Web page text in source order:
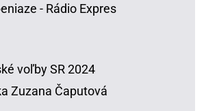
- Rádio Expres
voľby SR 2024
Zuzana Čaputová